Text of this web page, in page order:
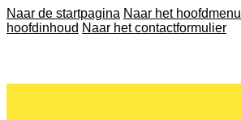
Naar de startpagina Naar het hoofdmenu
hoofdinhoud Naar het contactformulier